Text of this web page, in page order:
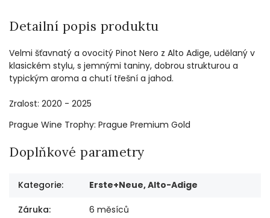
Detailní popis produktu
Velmi šťavnatý a ovocitý Pinot Nero z Alto Adige, udělaný v
klasickém stylu, s jemnými taniny, dobrou strukturou a
typickým aroma a chutí třešní a jahod.
Zralost: 2020 - 2025
Prague Wine Trophy: Prague Premium Gold
Doplňkové parametry
Kategorie: Erste+Neue, Alto-Adige
Záruka: 6 měsíců